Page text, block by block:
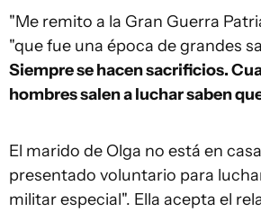
"Me remito a la Gran Guerra
"que fue una época de grandes
Siempre se hacen sacrificios.
hombres salen a luchar saben
El marido de Olga no está en
presentado voluntario para
militar especial". Ella acepta el